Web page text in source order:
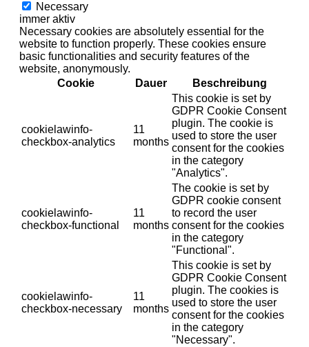
Necessary
immer aktiv
Necessary cookies are absolutely essential for the
website to function properly. These cookies ensure
basic functionalities and security features of the
website, anonymously.
Cookie
Dauer Beschreibung
cookielawinfo-
checkbox-analytics
11
months
This cookie is set by
GDPR Cookie Consent
plugin. The cookie is
used to store the user
consent for the cookies
in the category
"Analytics".
cookielawinfo-
checkbox-functional
11
months
The cookie is set by
GDPR cookie consent
to record the user
consent for the cookies
in the category
"Functional".
cookielawinfo-
checkbox-necessary
11
months
This cookie is set by
GDPR Cookie Consent
plugin. The cookies is
used to store the user
consent for the cookies
in the category
"Necessary".